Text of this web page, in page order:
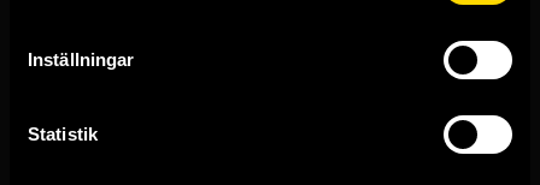
Inställningar
Statistik
Butiker & kundtjänst
Västerlånggatan 48